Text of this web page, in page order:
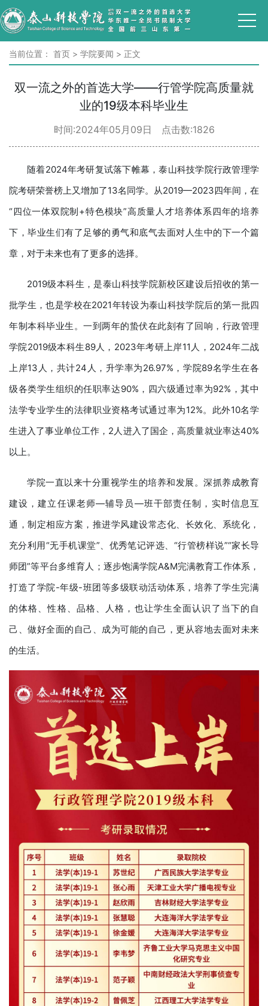
当前位置： 首页 > 学院要闻 > 正文
双一流之外的首选大学——行管学院高质量就
业的19级本科毕业生
时间:2024年05月09日 点击数:1826
随着2024年考研复试落下帷幕，泰山科技学院行政管理学
院考研荣誉榜上又增加了13名同学。从2019—2023四年间，在
“四位一体双院制+特色模块”高质量人才培养体系四年的培养
下，毕业生们有了足够的勇气和底气去面对人生中的下一个篇
章，对于未来也有了更多的选择。
2019级本科生，是泰山科技学院新校区建设后招收的第一
批学生，也是学校在2021年转设为泰山科技学院后的第一批四
年制本科毕业生。一到两年的蛰伏在此刻有了回响，行政管理
学院2019级本科生89人，2023年考研上岸11人，2024年二战
上岸13人，共计24人，升学率为26.97%，学院89名学生在各
级各类学生组织的任职率达90%，四六级通过率为92%，其中
法学专业学生的法律职业资格考试通过率为12%。此外10名学
生进入了事业单位工作，2人进入了国企，高质量就业率达40%
以上。
学院一直以来十分重视学生的培养和发展。深抓养成教育
建设，建立任课老师—辅导员—班干部责任制，实时信息互
通，制定相应方案，推进学风建设常态化、长效化、系统化，
充分利用“无手机课堂”、优秀笔记评选、“行管榜样说”“家长导
师团”等平台多维育人；逐步饱满学院A&M完满教育工作体系，
打造了学院-年级-班团等多级联动活动体系，培养了学生完满
的体格、性格、品格、人格，也让学生全面认识了当下的自
己、做好全面的自己、成为可能的自己，更从容地去面对未来
的生活。